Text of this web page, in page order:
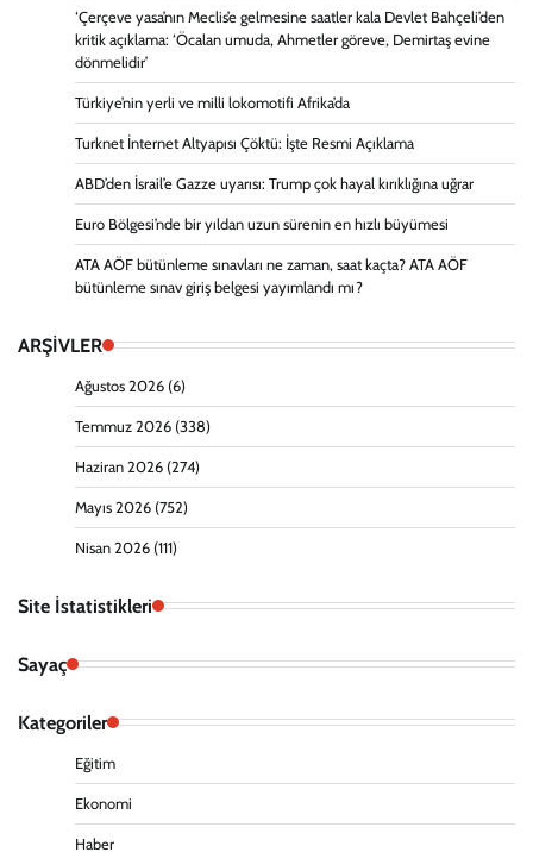
‘Çerçeve yasa’nın Meclis’e gelmesine saatler kala Devlet Bahçeli’den
kritik açıklama: ‘Öcalan umuda, Ahmetler göreve, Demirtaş evine
dönmelidir’
Türkiye’nin yerli ve milli lokomotifi Afrika’da
Turknet İnternet Altyapısı Çöktü: İşte Resmi Açıklama
ABD’den İsrail’e Gazze uyarısı: Trump çok hayal kırıklığına uğrar
Euro Bölgesi’nde bir yıldan uzun sürenin en hızlı büyümesi
ATA AÖF bütünleme sınavları ne zaman, saat kaçta? ATA AÖF
bütünleme sınav giriş belgesi yayımlandı mı?
ARŞİVLER
Ağustos 2026 (6)
Temmuz 2026 (338)
Haziran 2026 (274)
Mayıs 2026 (752)
Nisan 2026 (111)
Site İstatistikleri
Sayaç
Kategoriler
Eğitim
Ekonomi
Haber